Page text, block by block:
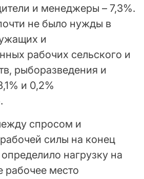
и менеджеры – 7,3%.
не было нужды в
и
рабочих сельского и
рыборазведения и
и 0,2%
спросом и
силы на конец
нагрузку на
рабочее место